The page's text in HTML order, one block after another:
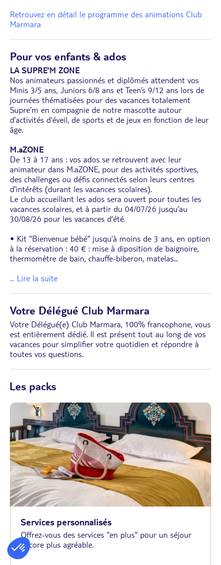
Retrouvez en détail le programme des animations Club
Marmara
Pour vos enfants & ados
LA SUPRE’M ZONE
Nos animateurs passionnés et diplômés attendent vos
Minis 3/5 ans, Juniors 6/8 ans et Teen’s 9/12 ans lors de
journées thématisées pour des vacances totalement
Supre’m en compagnie de notre mascotte autour
d’activités d’éveil, de sports et de jeux en fonction de leur
âge.
M.aZONE
De 13 à 17 ans : vos ados se retrouvent avec leur
animateur dans M.aZONE, pour des activités sportives,
des challenges ou défis connectés selon leurs centres
d’intérêts (durant les vacances scolaires).
Le club accueillant les ados sera ouvert pour toutes les
vacances scolaires, et à partir du 04/07/26 jusqu’au
30/08/26 pour les vacances d’été.
• Kit "Bienvenue bébé" jusqu’à moins de 3 ans, en option
à la réservation : 40 € : mise à diposition de baignoire,
thermomètre de bain, chauffe-biberon, matelas...
... Lire la suite
Votre Délégué Club Marmara
Votre Délégué(e) Club Marmara, 100% francophone, vous
est entièrement dédié. Il est présent tout au long de vos
vacances pour simplifier votre quotidien et répondre à
toutes vos questions.
Les packs
Services personnalisés
Offrez-vous des services "en plus" pour un séjour
encore plus agréable.